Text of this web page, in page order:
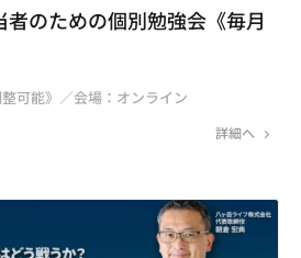
のための個別勉強会《毎月
可能》／会場：オンライン
詳細へ